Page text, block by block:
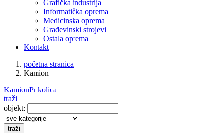
Grafička industrija
Informatička oprema
Medicinska oprema
Građevinski strojevi
Ostala oprema
Kontakt
početna stranica
Kamion
KamionPrikolica
traži
objekt:
traži